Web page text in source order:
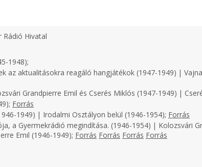
Rádió Hivatal
1948);
az aktualitásokra reagáló hangjátékok (1947-1949) |
Grandpierre Emil és Cserés Miklós (1947-1949) |
Forrás
1949) | Irodalmi Osztályon belül (1946-1954); Forrás
a Gyermekrádió megindítása. (1946-1954) | Kolozsvári
Emil (1946-1949); Forrás Forrás Forrás Forrás